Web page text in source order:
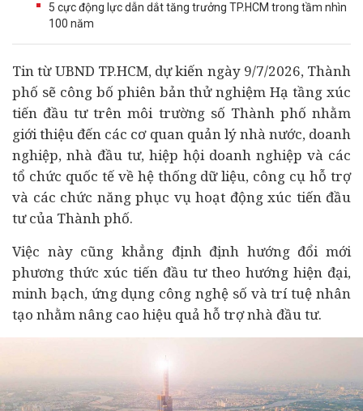
5 cực động lực dẫn dắt tăng trưởng TP.HCM trong tầm nhìn
100 năm
Tin từ UBND TP.HCM, dự kiến ngày 9/7/2026, Thành
phố sẽ công bố phiên bản thử nghiệm Hạ tầng xúc
tiến đầu tưtrên môi trường số Thành phố nhằm
giới thiệu đến các cơ quan quản lý nhà nước, doanh
nghiệp, nhà đầu tư, hiệp hội doanh nghiệp và các
tổ chức quốc tế về hệ thống dữ liệu, công cụ hỗ trợ
và các chức năng phục vụ hoạt động xúc tiến đầu
tư của Thành phố.
Việc này cũng khẳng định định hướng đổi mới
phương thức xúc tiến đầu tư theo hướng hiện đại,
minh bạch, ứng dụng công nghệ số và trí tuệ nhân
tạo nhằm nâng cao hiệu quả hỗ trợ nhà đầu tư.